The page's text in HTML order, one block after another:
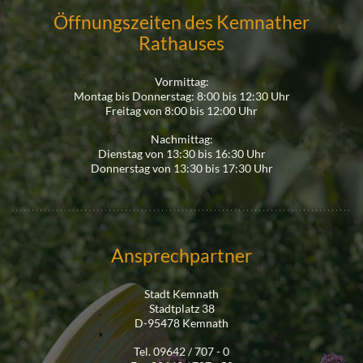
Öffnungszeiten des Kemnather
Rathauses
Vormittag:
Montag bis Donnerstag: 8:00 bis 12:30 Uhr
Freitag von 8:00 bis 12:00 Uhr
Nachmittag:
Dienstag von 13:30 bis 16:30 Uhr
Donnerstag von 13:30 bis 17:30 Uhr
Ansprechpartner
Stadt Kemnath
Stadtplatz 38
D-95478 Kemnath
Tel. 09642 / 707 - 0